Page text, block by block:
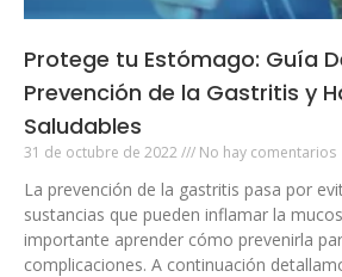
Protege tu Estómago: Guía
Prevención de la Gastritis y
Saludables
31 de octubre de 2022 No hay comentarios
La prevención de la gastritis pasa por
sustancias que pueden inflamar la
importante aprender cómo prevenirla
complicaciones. A continuación